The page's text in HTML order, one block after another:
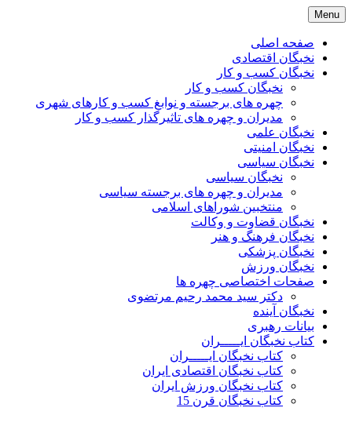
Skip
to
content
Menu
صفحه اصلی
نخبگان اقتصادی
نخبگان کسب و کار
نخبگان کسب و کار
چهره های برجسته و نوابغ کسب و کارهای شهری
مدیران و چهره های تاثیرگذار کسب و کار
نخبگان علمی
نخبگان امنیتی
نخبگان سیاسی
نخبگان سیاسی
مدیران و چهره های برجسته سیاسی
منتخبین شوراهای اسلامی
نخبگان قضاوت و وکالت
نخبگان فرهنگ و هنر
نخبگان پزشکی
نخبگان ورزش
صفحات اختصاصی چهره ها
دکتر سید محمد رحیم مرتضوی
نخبگان آینده
بیانات رهبری
کتاب نخبگان ایـــــران
کتاب نخبگان ایـــــران
کتاب نخبگان اقتصادی ایران
کتاب نخبگان ورزش ایران
کتاب نخبگان قرن 15